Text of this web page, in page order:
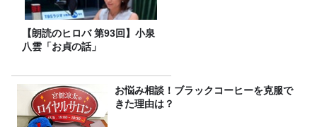
【朗読のヒロバ 第93回】小泉
八雲「お貞の話」
お悩み相談！ブラックコーヒーを克服で
きた理由は？